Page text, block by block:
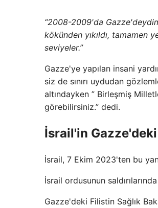
“2008-2009'da
kökünden yıkıldı, tamamen
seviyeler.”
Gazze'ye yapılan insani
siz de sınırı uydudan
altındayken ” Birleşmiş
görebilirsiniz.” dedi.
İsrail'in
İsrail, 7 Ekim 2023'ten bu
İsrail ordusunun
Gazze'deki Filistin Sağlık